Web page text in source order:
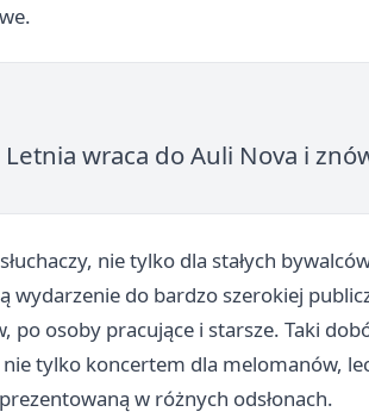
Letnia wraca do Auli Nova i
nie tylko dla stałych
wydarzenie do bardzo szerokiej
po osoby pracujące i starsze. Taki
nie tylko koncertem dla melomanów,
w różnych odsłonach.